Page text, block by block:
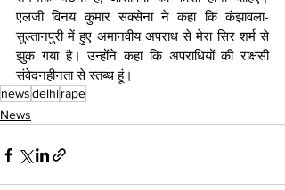
एलजी विनय कुमार सक्सेना ने कहा कि कंझावला-
सुल्तानपुरी में हुए अमानवीय अपराध से मेरा सिर शर्म से
झुक गया है। उन्होंने कहा कि अपराधियों की राक्षसी
संवेदनहीनता से स्तब्ध हूं।
newsdelhirape
News